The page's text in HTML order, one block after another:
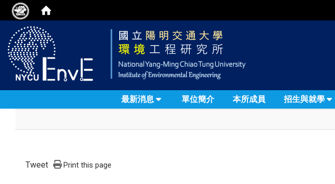
最新消息 單位簡介 本所成員 招生與就學
Tweet Print this page